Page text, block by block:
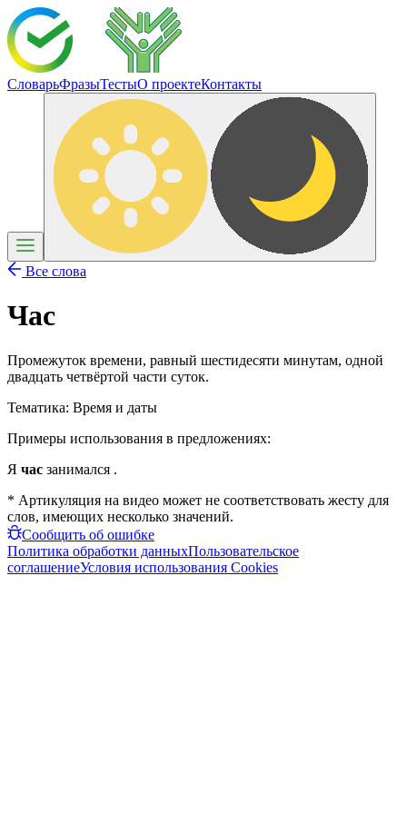
СловарьФразыТестыО проектеКонтакты
Все слова
Час
Промежуток времени, равный шестидесяти минутам, одной
двадцать четвёртой части суток.
Тематика: Время и даты
Примеры использования в предложениях:
Я час занимался .
* Артикуляция на видео может не соответствовать жесту для
слов, имеющих несколько значений.
Сообщить об ошибке
Политика обработки данныхПользовательское
соглашениеУсловия использования Cookies